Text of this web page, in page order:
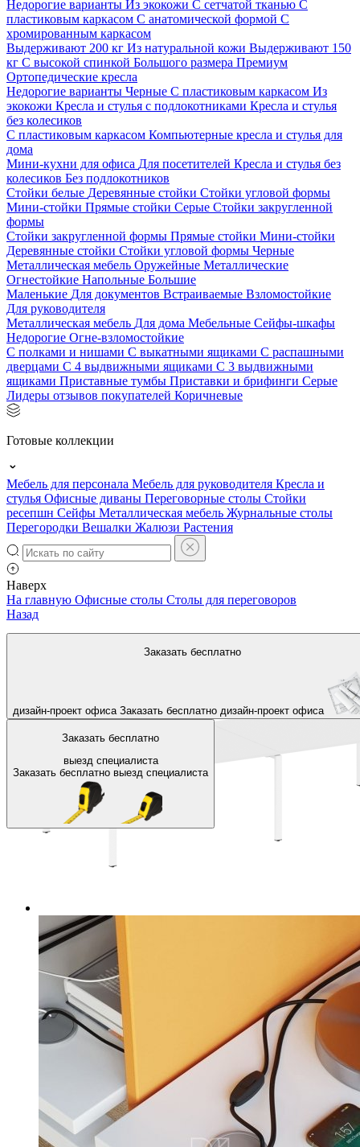
Недорогие варианты Из экокожи С сетчатой тканью С
пластиковым каркасом С анатомической формой С
хромированным каркасом
Выдерживают 200 кг Из натуральной кожи Выдерживают 150
кг С высокой спинкой Большого размера Премиум
Ортопедические кресла
Недорогие варианты Черные С пластиковым каркасом Из
экокожи Кресла и стулья с подлокотниками Кресла и стулья
без колесиков
С пластиковым каркасом Компьютерные кресла и стулья для
дома
Мини-кухни для офиса Для посетителей Кресла и стулья без
колесиков Без подлокотников
Стойки белые Деревянные стойки Стойки угловой формы
Мини-стойки Прямые стойки Серые Стойки закругленной
формы
Стойки закругленной формы Прямые стойки Мини-стойки
Деревянные стойки Стойки угловой формы Черные
Металлическая мебель Оружейные Металлические
Огнестойкие Напольные Большие
Маленькие Для документов Встраиваемые Взломостойкие
Для руководителя
Металлическая мебель Для дома Мебельные Сейфы-шкафы
Недорогие Огне-взломостойкие
С полками и нишами С выкатными ящиками С распашными
дверцами С 4 выдвижными ящиками С 3 выдвижными
ящиками Приставные тумбы Приставки и брифинги Серые
Лидеры отзывов покупателей Коричневые
Готовые коллекции
Мебель для персонала Мебель для руководителя Кресла и
стулья Офисные диваны Переговорные столы Стойки
ресепшн Сейфы Металлическая мебель Журнальные столы
Перегородки Вешалки Жалюзи Растения
Наверх
Заказать бесплатно
дизайн-проект офиса Заказать бесплатно дизайн-проект офиса
Заказать бесплатно
выезд специалиста
Заказать бесплатно выезд специалиста
На главную Офисные столы Столы для переговоров
Назад